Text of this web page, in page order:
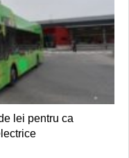
lei pentru ca